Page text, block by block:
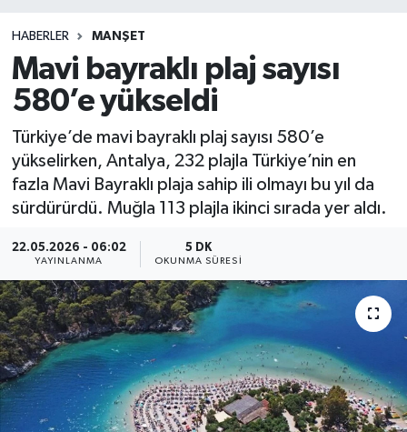
HABERLER MANŞET
Mavi bayraklı plaj sayısı
580’e yükseldi
Türkiye’de mavi bayraklı plaj sayısı 580’e
yükselirken, Antalya, 232 plajla Türkiye’nin en
fazla Mavi Bayraklı plaja sahip ili olmayı bu yıl da
sürdürürdü. Muğla 113 plajla ikinci sırada yer aldı.
22.05.2026 - 06:02
YAYINLANMA
5 DK
OKUNMA SÜRESI
Süper Lig Puan Durumu ve Fikstür
Tüm Manşetler
Son Dakika Haberleri
Haber Arşivi